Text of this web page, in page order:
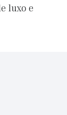
luxo e